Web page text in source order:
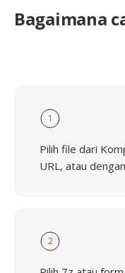
Bagaimana
1
Pilih file dari
URL, atau
2